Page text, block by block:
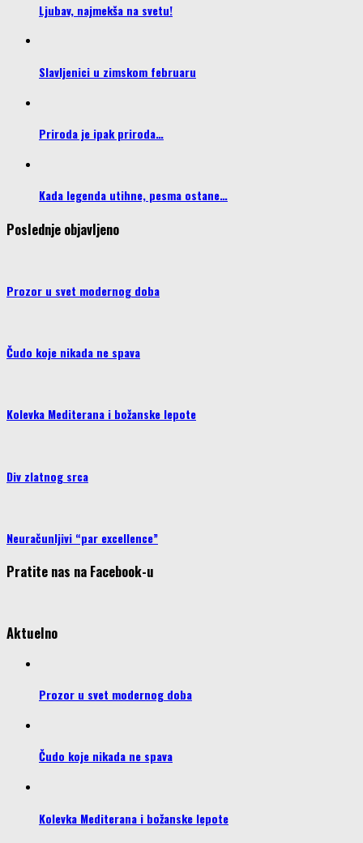
Ljubav, najmekša na svetu!
Slavljenici u zimskom februaru
Priroda je ipak priroda…
Kada legenda utihne, pesma ostane…
Poslednje objavljeno
Prozor u svet modernog doba
Čudo koje nikada ne spava
Kolevka Mediterana i božanske lepote
Div zlatnog srca
Neuračunljivi “par excellence”
Pratite nas na Facebook-u
Aktuelno
Prozor u svet modernog doba
Čudo koje nikada ne spava
Kolevka Mediterana i božanske lepote